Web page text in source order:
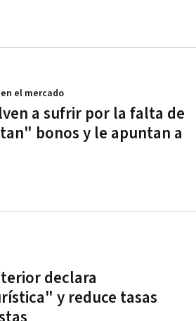
a sufrir por la falta de
bonos y le apuntan a
el mercado
declara
y reduce tasas